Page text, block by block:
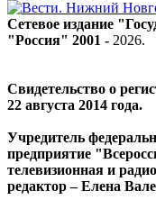
Сетевое издание
"Россия" 2001 - 2026.
Свидетельство о
22 августа 2014 года.
Учредитель
предприятие
телевизионная и
редактор – Елена